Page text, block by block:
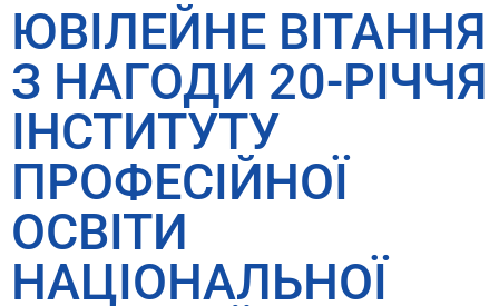
ЮВІЛЕЙНЕ ВІТАННЯ
З НАГОДИ 20-РІЧЧЯ
ІНСТИТУТУ
ПРОФЕСІЙНОЇ
ОСВІТИ
НАЦІОНАЛЬНОЇ